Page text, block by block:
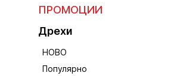
ПРОМОЦИИ
Дрехи
НОВО
Популярно